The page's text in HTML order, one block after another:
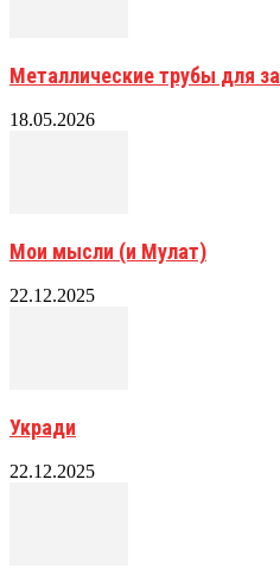
Металлические трубы для
18.05.2026
Мои мысли (и Мулат)
22.12.2025
Укради
22.12.2025